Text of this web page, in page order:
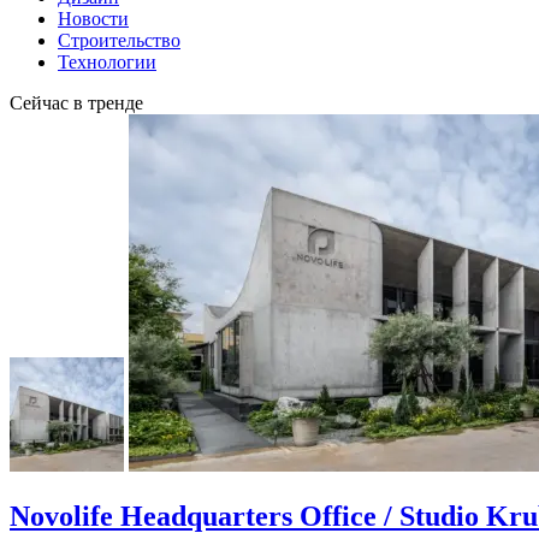
Новости
Строительство
Технологии
Сейчас в тренде
Novolife Headquarters Office / Studio